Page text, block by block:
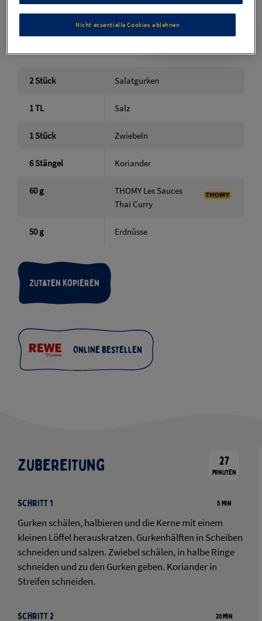
Zutaten
2Stück Salatgurken
1TL Salz
1Stück Zwiebeln
6Stängel Koriander
60 g
THOMY Les Sauces
Thai Curry
50 g Erdnüsse
Online bestellen
Zutaten kopieren
Zubereitung 27
Minuten
Schritt 1 5 Min
Gurken schälen, halbieren und die Kerne mit einem
kleinen Löffel herauskratzen. Gurkenhälften in Scheiben
schneiden und salzen. Zwiebel schälen, in halbe Ringe
schneiden und zu den Gurken geben. Koriander in
Streifen schneiden.
Schritt 2 20 Min
Nicht essentielle Cookies ablehnen